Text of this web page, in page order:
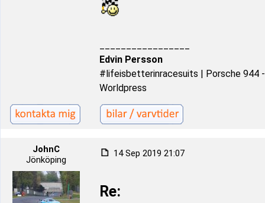
Edvin Persson
#lifeisbetterinracesuits | Porsche 944
Worldpress
JohnC
Jönköping
14 Sep 2019 21:07
Re: